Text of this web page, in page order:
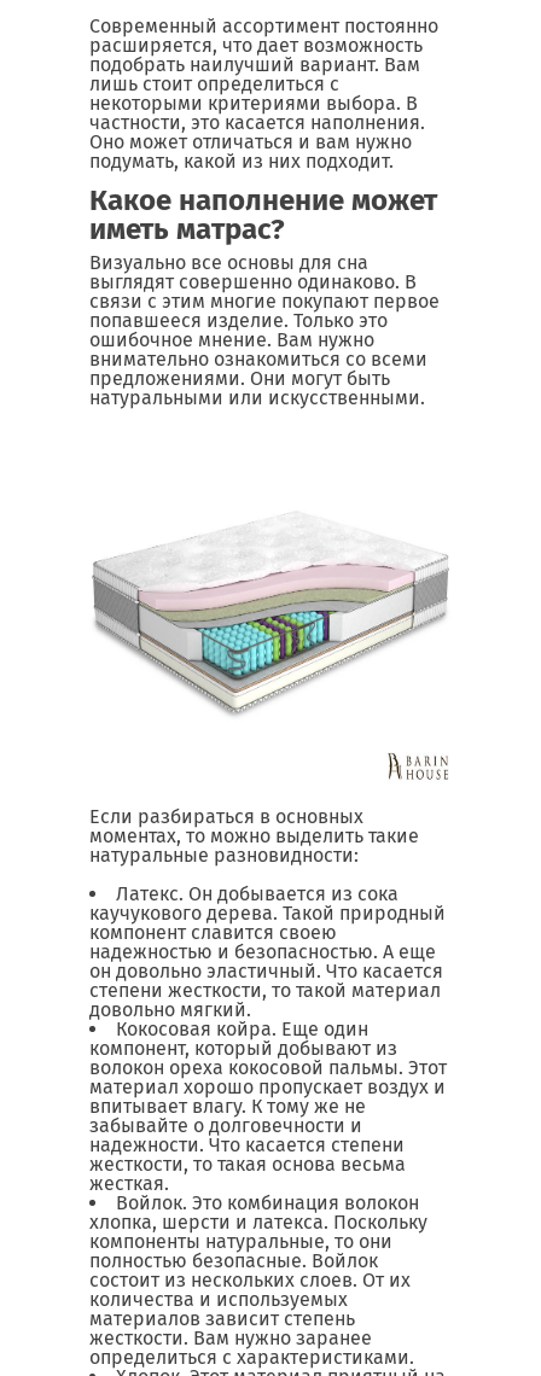
Современный ассортимент постоянно
расширяется, что дает возможность
подобрать наилучший вариант. Вам
лишь стоит определиться с
некоторыми критериями выбора. В
частности, это касается наполнения.
Оно может отличаться и вам нужно
подумать, какой из них подходит.
Какое наполнение может
иметь матрас?
Визуально все основы для сна
выглядят совершенно одинаково. В
связи с этим многие покупают первое
попавшееся изделие. Только это
ошибочное мнение. Вам нужно
внимательно ознакомиться со всеми
предложениями. Они могут быть
натуральными или искусственными.
Если разбираться в основных
моментах, то можно выделить такие
натуральные разновидности:
Латекс. Он добывается из сока
каучукового дерева. Такой природный
компонент славится своею
надежностью и безопасностью. А еще
он довольно эластичный. Что касается
степени жесткости, то такой материал
довольно мягкий.
Кокосовая койра. Еще один
компонент, который добывают из
волокон ореха кокосовой пальмы. Этот
материал хорошо пропускает воздух и
впитывает влагу. К тому же не
забывайте о долговечности и
надежности. Что касается степени
жесткости, то такая основа весьма
жесткая.
Войлок. Это комбинация волокон
хлопка, шерсти и латекса. Поскольку
компоненты натуральные, то они
полностью безопасные. Войлок
состоит из нескольких слоев. От их
количества и используемых
материалов зависит степень
жесткости. Вам нужно заранее
определиться с характеристиками.